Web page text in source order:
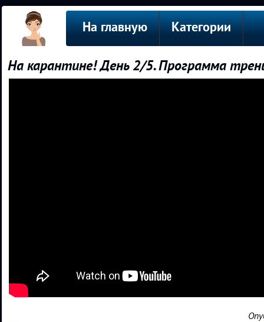
На главную Категории
На карантине! День 2/5. Программа